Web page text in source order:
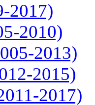
2017)
2010)
2013)
2015)
2017)